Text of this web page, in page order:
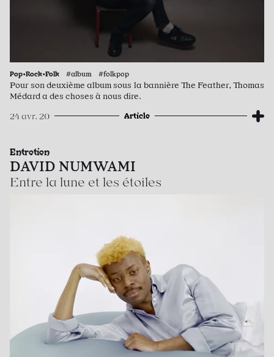
Pop•Rock•Folk #album #folkpop
Pour son deuxième album sous la bannière The Feather, Thomas
Médard a des choses à nous dire.
24 avr. 20 Article
Entretien
DAVID NUMWAMI
Entre la lune et les étoiles